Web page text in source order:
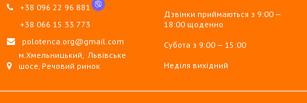
+38 096 22 96 881
+38 066 15 33 773
polotenca.org@gmail.com
м.Хмельницький, Львівське
шосе, Речовий ринок
Дзвінки приймаються з 9:00 —
18:00 щоденно
Субота з 9:00 — 15:00
Неділя вихідний